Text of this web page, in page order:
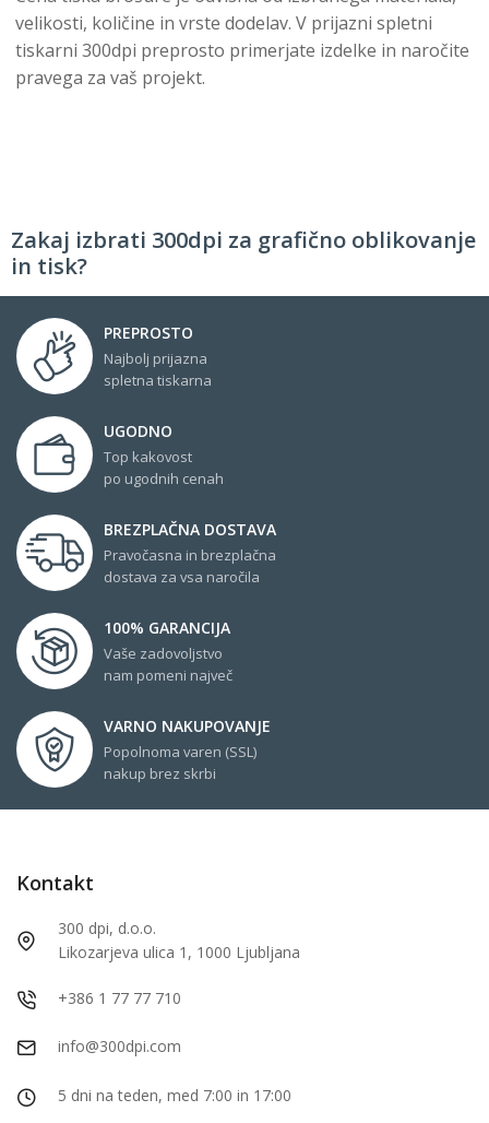
velikosti, količine in vrste dodelav. V prijazni spletni
tiskarni 300dpi preprosto primerjate izdelke in naročite
pravega za vaš projekt.
Zakaj izbrati 300dpi za grafično oblikovanje
in tisk?
PREPROSTO
Najbolj prijazna
spletna tiskarna
UGODNO
Top kakovost
po ugodnih cenah
BREZPLAČNA DOSTAVA
Pravočasna in brezplačna
dostava za vsa naročila
100% GARANCIJA
Vaše zadovoljstvo
nam pomeni največ
VARNO NAKUPOVANJE
Popolnoma varen (SSL)
nakup brez skrbi
Kontakt
300 dpi, d.o.o.
Likozarjeva ulica 1, 1000 Ljubljana
+386 1 77 77 710
info@300dpi.com
5 dni na teden, med 7:00 in 17:00